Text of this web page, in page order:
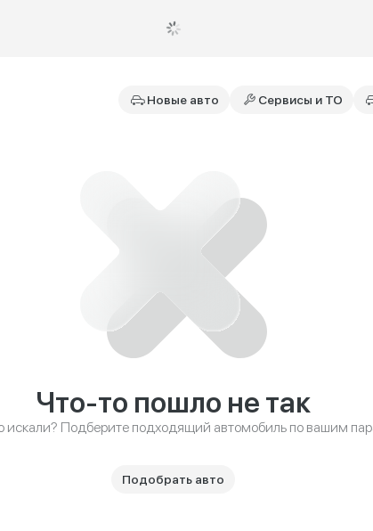
Новые авто Сервисы и ТО
Что-то пошло не так
искали? Подберите подходящий автомобиль по вашим
Подобрать авто